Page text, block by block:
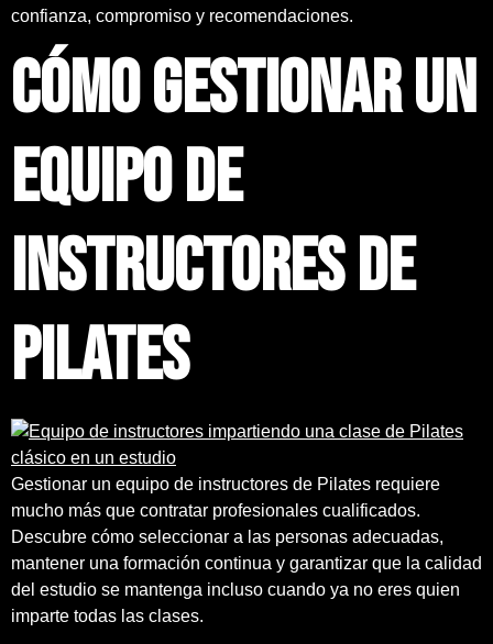
confianza, compromiso y recomendaciones.
Cómo gestionar un
equipo de
instructores de
Pilates
Gestionar un equipo de instructores de Pilates requiere
mucho más que contratar profesionales cualificados.
Descubre cómo seleccionar a las personas adecuadas,
mantener una formación continua y garantizar que la calidad
del estudio se mantenga incluso cuando ya no eres quien
imparte todas las clases.